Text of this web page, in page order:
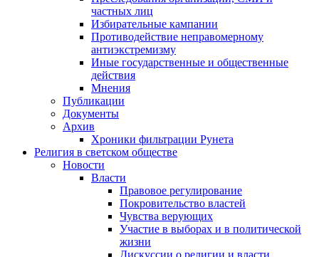
частных лиц
Избирательные кампании
Противодействие неправомерному
антиэкстремизму
Иные государственные и общественные
действия
Мнения
Публикации
Документы
Архив
Хроники фильтрации Рунета
Религия в светском обществе
Новости
Власти
Правовое регулирование
Покровительство властей
Чувства верующих
Участие в выборах и в политической
жизни